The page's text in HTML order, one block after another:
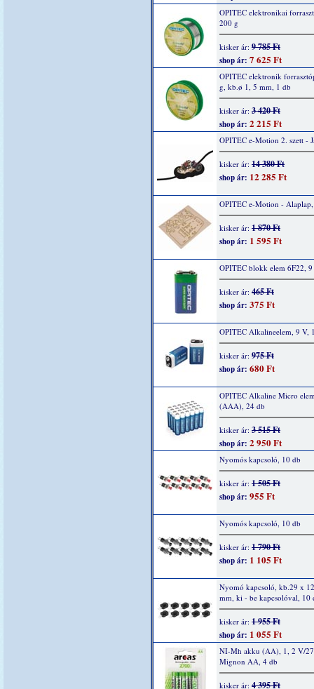
OPITEC elektronikai
200 g
kisker ár: 9 785 Ft
shop ár: 7 625 Ft
OPITEC elektronik
g, kb.ø 1, 5 mm, 1 db
kisker ár: 3 420 Ft
shop ár: 2 215 Ft
OPITEC e-Motion 2. szett -
kisker ár: 14 380 Ft
shop ár: 12 285 Ft
OPITEC e-Motion -
kisker ár: 1 870 Ft
shop ár: 1 595 Ft
OPITEC blokk elem 6F22,
kisker ár: 465 Ft
shop ár: 375 Ft
OPITEC Alkalineelem, 9 V,
kisker ár: 975 Ft
shop ár: 680 Ft
OPITEC Alkaline Micro
(AAA), 24 db
kisker ár: 3 515 Ft
shop ár: 2 950 Ft
Nyomós kapcsoló, 10 db
kisker ár: 1 505 Ft
shop ár: 955 Ft
Nyomós kapcsoló, 10 db
kisker ár: 1 790 Ft
shop ár: 1 105 Ft
Nyomó kapcsoló, kb.29 x
mm, ki - be kapcsolóval, 10
kisker ár: 1 955 Ft
shop ár: 1 055 Ft
NI-Mh akku (AA), 1, 2 V/
Mignon AA, 4 db
kisker ár: 4 395 Ft